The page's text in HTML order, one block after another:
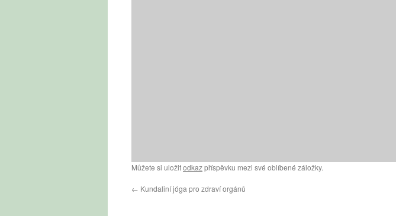
Můžete si uložitodkazpříspěvku mezi své oblíbené záložky.
← Kundaliní jóga pro zdraví orgánů